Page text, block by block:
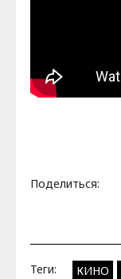
Поделиться:
Теги: КИНО